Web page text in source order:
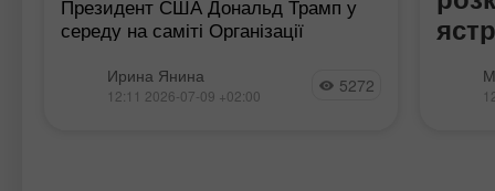
Президент США Дональд Трамп у
середу на саміті Організації
(НАТО) значно посилив свою
риторику на адресу Ірану, про що
Ирина Янина
12:11 2026-07-09 +02:00 5272
ФРС